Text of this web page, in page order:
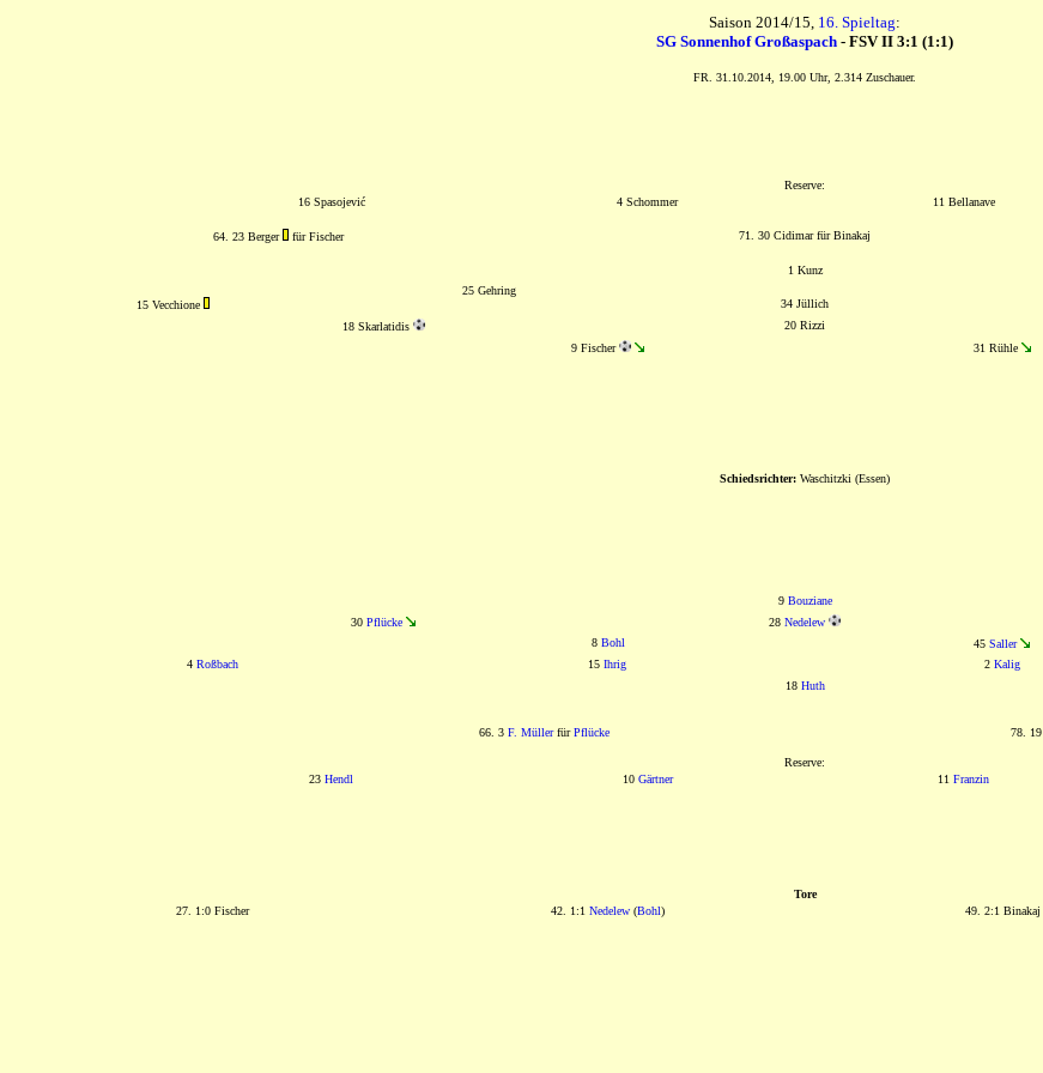
Saison 2014/15, 16. Spieltag:
SG Sonnenhof Großaspach - FSV II 3:1 (1:1)
FR. 31.10.2014, 19.00 Uhr, 2.314 Zuschauer.
Reserve:
16 Spasojević
4 Schommer 11 Bellanave
64. 23 Berger für Fischer 71. 30 Cidimar für Binakaj
1 Kunz
15 Vecchione
25 Gehring
34 Jüllich
18 Skarlatidis
20 Rizzi
9 Fischer
31 Rühle
Schiedsrichter: Waschitzki (Essen)
9 Bouziane
30 Pflücke 28 Nedelew
8 Bohl 45 Saller
4 Roßbach 15 Ihrig 2 Kalig
18 Huth
66. 3 F. MüllerfürPflücke 78. 19
Reserve:
23 Hendl 10 Gärtner 11 Franzin
Tore
27. 1:0 Fischer
42. 1:1 Nedelew(Bohl) 49. 2:1 Binakaj